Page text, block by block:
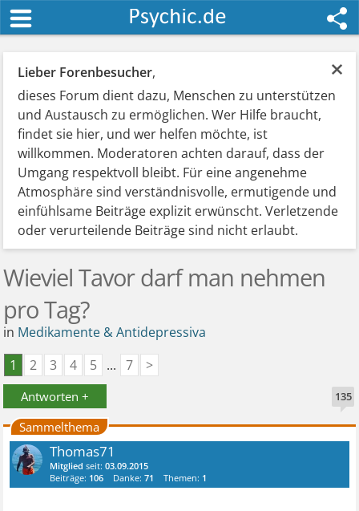
×
Lieber Forenbesucher,
dieses Forum dient dazu, Menschen zu unterstützen
und Austausch zu ermöglichen. Wer Hilfe braucht,
findet sie hier, und wer helfen möchte, ist
willkommen. Moderatoren achten darauf, dass der
Umgang respektvoll bleibt. Für eine angenehme
Atmosphäre sind verständnisvolle, ermutigende und
einfühlsame Beiträge explizit erwünscht. Verletzende
oder verurteilende Beiträge sind nicht erlaubt.
Wieviel Tavor darf man nehmen
pro Tag?
in Medikamente & Antidepressiva
1
2 3 4 5 ... 7 >
Antworten + 135
Sammelthema
Thomas71
Mitglied seit:03.09.2015
Beiträge: 106 Danke:71 Themen: 1